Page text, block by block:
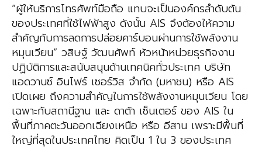
“ผู้ให้บริการโทรศัพท์มือถือ แทบจะเป็นองค์กรลำดับต้น
ของประเทศที่ใช้ไฟฟ้าสูง ดังนั้น AIS จึงต้องให้ความ
สำคัญกับการลดการปล่อยคาร์บอนผ่านการใช้พลังงาน
หมุนเวียน” วสิษฐ์ วัฒนศัพท์ หัวหน้าหน่วยธุรกิจงาน
ปฏิบัติการและสนับสนุนด้านเทคนิคทั่วประเทศ บริษัท
แอดวานซ์ อินโฟร์ เซอร์วิส จำกัด (มหาชน) หรือ AIS
เปิดเผย ถึงความสำคัญในการใช้พลังงานหมุนเวียน โดย
เฉพาะกับสถานีฐาน และ ดาต้า เซ็นเตอร์ ของ AIS ใน
พื้นที่ภาคตะวันออกเฉียงเหนือ หรือ อีสาน เพราะมีพื้นที่
ใหญ่ที่สุดในประเทศไทย คิดเป็น 1 ใน 3 ของประเทศ